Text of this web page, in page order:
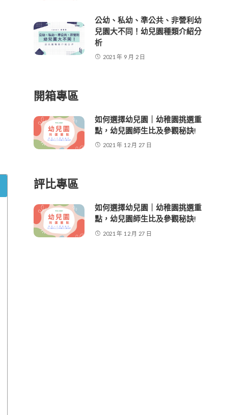
公幼、私幼、準公共、非營利幼
兒園大不同！幼兒園種類介紹分
析
2021 年 9 月 2 日
開箱專區
如何選擇幼兒園｜幼稚園挑選重
點，幼兒園師生比及參觀秘訣!
2021 年 12 月 27 日
評比專區
如何選擇幼兒園｜幼稚園挑選重
點，幼兒園師生比及參觀秘訣!
2021 年 12 月 27 日